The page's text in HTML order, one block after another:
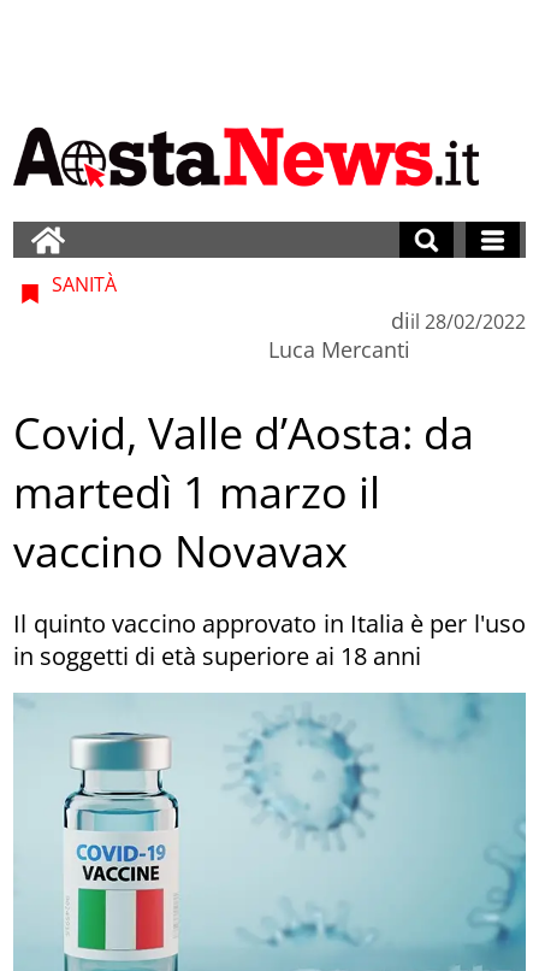
SANITÀ
di
Luca Mercanti
il 28/02/2022
Covid, Valle d’Aosta: da
martedì 1 marzo il
vaccino Novavax
Il quinto vaccino approvato in Italia è per l'uso
in soggetti di età superiore ai 18 anni